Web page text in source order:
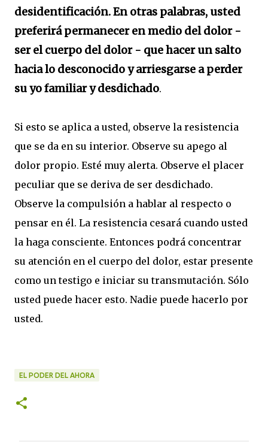
desidentificación. En otras palabras, usted
preferirá permanecer en medio del dolor -
ser el cuerpo del dolor - que hacer un salto
hacia lo desconocido y arriesgarse a perder
su yo familiar y desdichado.
Si esto se aplica a usted, observe la resistencia
que se da en su interior. Observe su apego al
dolor propio. Esté muy alerta. Observe el placer
peculiar que se deriva de ser desdichado.
Observe la compulsión a hablar al respecto o
pensar en él. La resistencia cesará cuando usted
la haga consciente. Entonces podrá concentrar
su atención en el cuerpo del dolor, estar presente
como un testigo e iniciar su transmutación. Sólo
usted puede hacer esto. Nadie puede hacerlo por
usted.
EL PODER DEL AHORA